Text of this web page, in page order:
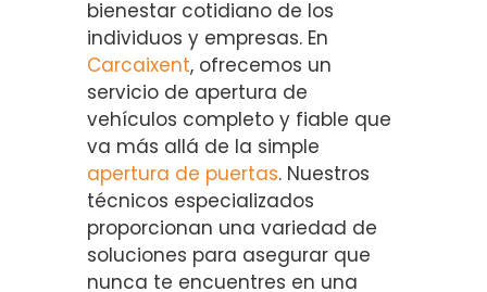
bienestar cotidiano de los
individuos y empresas. En
Carcaixent, ofrecemos un
servicio de apertura de
vehículos completo y fiable que
va más allá de la simple
apertura de puertas. Nuestros
técnicos especializados
proporcionan una variedad de
soluciones para asegurar que
nunca te encuentres en una